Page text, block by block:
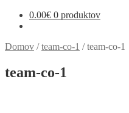
0.00€ 0 produktov
Domov /team-co-1 /team-co-1
team-co-1